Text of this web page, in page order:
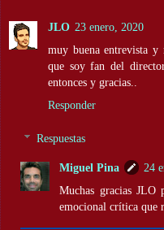
JLO 23 enero, 2020
muy buena entrevista y
que soy fan del
entonces y gracias..
Responder
Respuestas
Miguel Pina
24
Muchas gracias JLO
emocional crítica que